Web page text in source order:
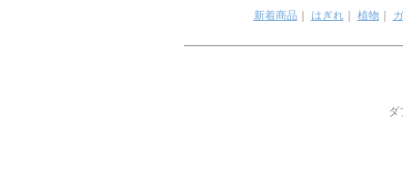
新着商品 はぎれ｜ 植物